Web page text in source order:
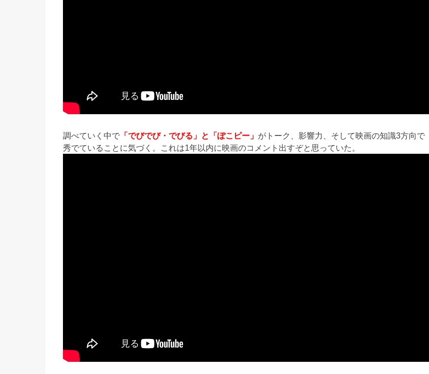
調べていく中で 「でびでび・でびる」と「ぽこピー」 がトーク、影響力、そして映画の知識3方向で
秀でていることに気づく。これは1年以内に映画のコメント出すぞと思っていた。